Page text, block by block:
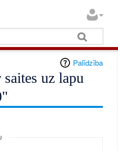
Palīdzība
uz lapu